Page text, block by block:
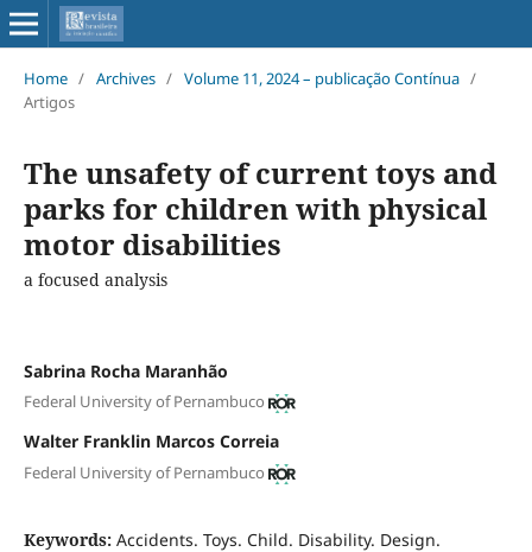
Home / Archives / Volume 11, 2024 – publicação Contínua /
Artigos
The unsafety of current toys and
parks for children with physical
motor disabilities
a focused analysis
Sabrina Rocha Maranhão
Federal University of Pernambuco
Walter Franklin Marcos Correia
Federal University of Pernambuco
Keywords: Accidents. Toys. Child. Disability. Design.